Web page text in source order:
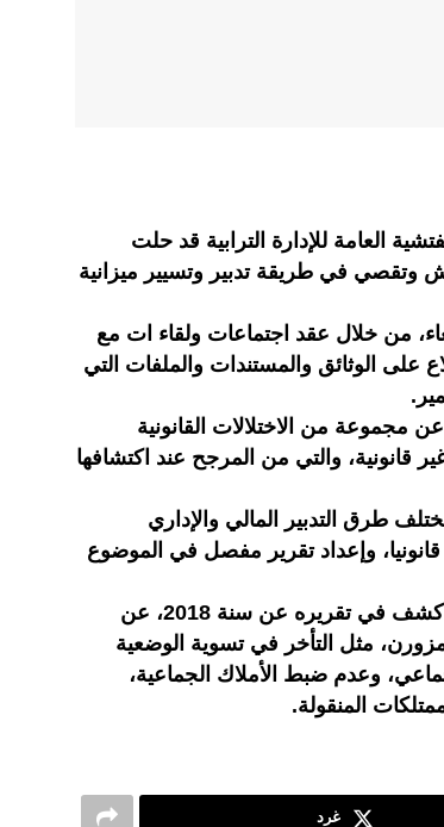
العامة للإدارة الترابية قد حلت
وتقصي في طريقة تدبير وتسيير ميزانية
من خلال عقد اجتماعات ولقاء ات مع
على الوثائق والمستندات والملفات التي
مجموعة من الاختلالات القانونية
كمنح شواهد 25/90 بطريقة غير قانونية، والتي من المرجح عند اكتشافها
طرق التدبير المالي والإداري
وإعداد تقرير مفصل في الموضوع
وللتذكير، فإن المجلس الأعلى للحسابات كان قد كشف في تقريره عن سنة 2018، عن
مثل التأخر في تسوية الوضعية
وعدم ضبط الأملاك الجماعية،
المنقولة.
غرد